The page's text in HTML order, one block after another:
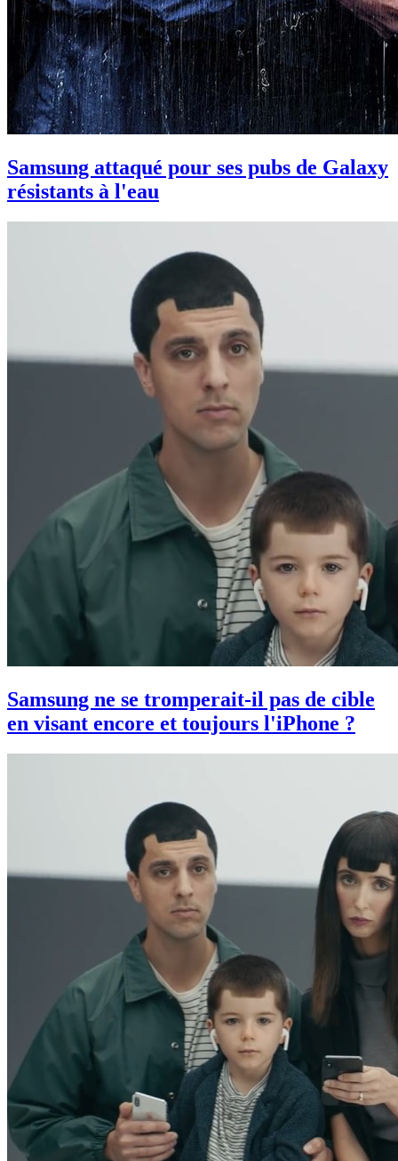
Samsung attaqué pour ses pubs de Galaxy
résistants à l'eau
Samsung ne se tromperait-il pas de cible
en visant encore et toujours l'iPhone ?